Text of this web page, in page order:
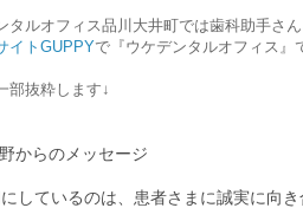
タルオフィス品川大井町では歯科助手さん
イトGUPPYで『ウケデンタルオフィス』
部抜粋します↓
からのメッセージ
しているのは、患者さまに誠実に向